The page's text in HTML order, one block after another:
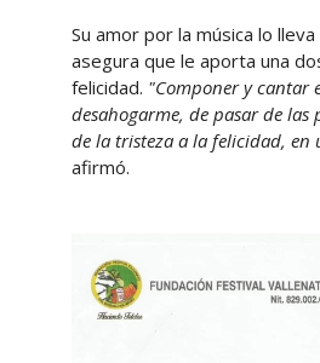
Su amor por la música lo
asegura que le aporta una
felicidad. "Componer y cantar
desahogarme, de pasar de las
de la tristeza a la felicidad, en
afirmó.